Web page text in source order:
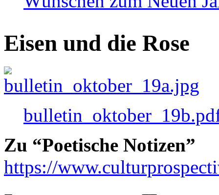
Eisen und die Rose
Zu “Poetische Notizen”
https://